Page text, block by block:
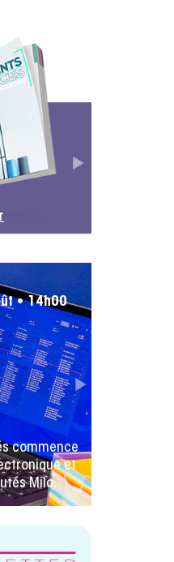
• 14h00
commence
et
Milo.